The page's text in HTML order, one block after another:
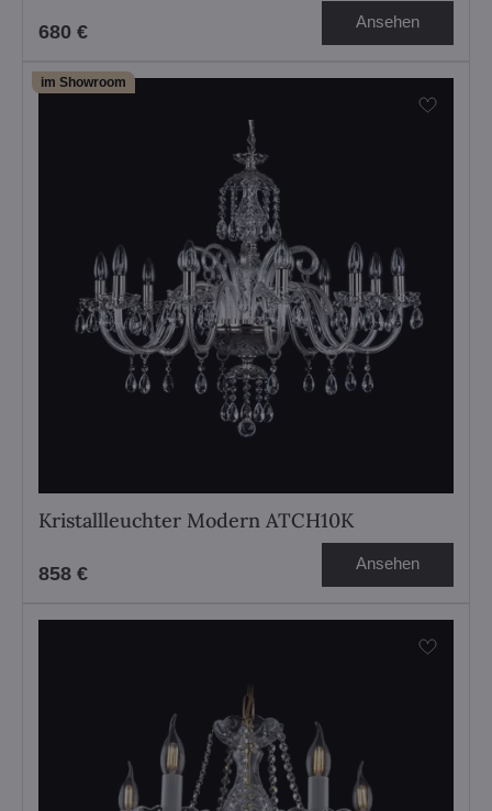
680 € Ansehen
im Showroom
Kristallleuchter Modern ATCH10K
858 € Ansehen